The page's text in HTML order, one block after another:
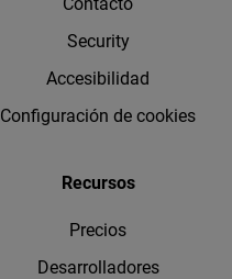
Security
Accesibilidad
Configuración de cookies
Recursos
Precios
Desarrolladores